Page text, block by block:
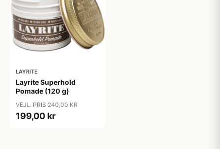
LAYRITE
Layrite Superhold
Pomade (120 g)
VEJL. PRIS 240,00 KR
199,00 kr